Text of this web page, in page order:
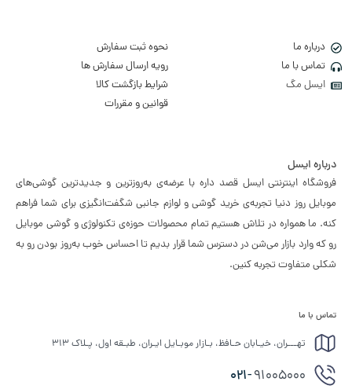
درباره ما
تماس با ما
ایسل مگ
نحوه ثبت سفارش
رویه ارسال سفارش ها
شرایط بازگشت کالا
قوانین و مقررات
درباره ایسل
فروشگاه اینترنتی ایسل قصد داره با عرضه‌ی به‌روزترین و جدیدترین گوشی‌های
موبایل روز دنیا تجربه‌ی خرید گوشی و لوازم جانبی شگفت‌انگیزی برای شما فراهم
کنه. ما همواره در تلاش هستیم تمام محصولات حوزه‌ی تکنولوژی و گوشی موبایل
رو که وارد بازار می‌شن در دسترس شما قرار بدیم تا احساس خوب به‌روز بودن رو به
شکلی متفاوت تجربه کنین.
تماس با ما
تهـــران، خیـابان حـافظ، بـازار موبـایل ایـران، طبـقه اول، پـلاک ۳۱۳
021-91005000